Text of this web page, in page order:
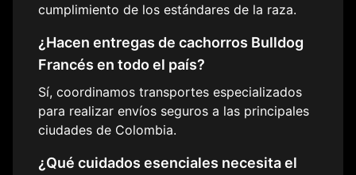
cumplimiento de los estándares de la raza.
¿Hacen entregas de cachorros Bulldog
Francés en todo el país?
Sí, coordinamos transportes especializados
para realizar envíos seguros a las principales
ciudades de Colombia.
¿Qué cuidados esenciales necesita el